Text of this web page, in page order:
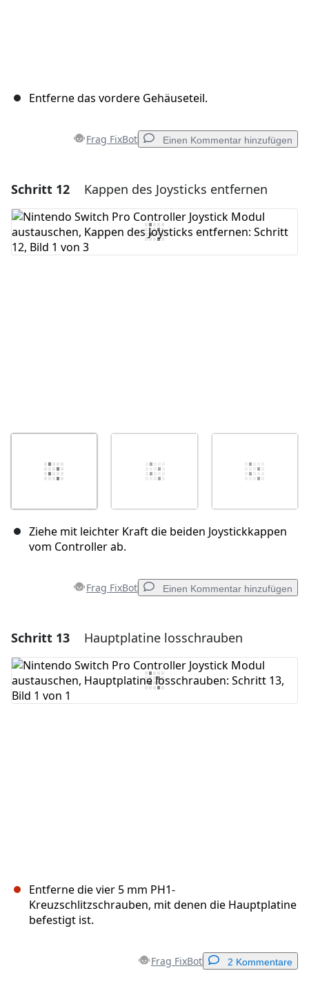
Entferne das vordere Gehäuseteil.
Frag FixBot Einen Kommentar hinzufügen
Einen Kommentar hinzufügen
Kommentar hinzufügen
Schritt 12 Kappen des Joysticks entfernen
Ziehe mit leichter Kraft die beiden Joystickkappen
vom Controller ab.
Frag FixBot Einen Kommentar hinzufügen
Einen Kommentar hinzufügen
Kommentar hinzufügen
Schritt 13 Hauptplatine losschrauben
Entferne die vier 5 mm PH1-
Kreuzschlitzschrauben, mit denen die Hauptplatine
befestigt ist.
Frag FixBot 2 Kommentare